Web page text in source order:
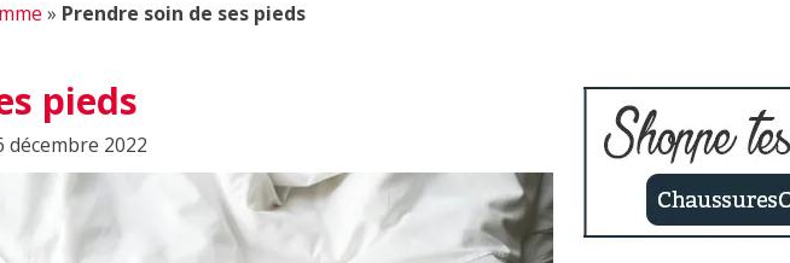
» Prendre soin de ses pieds
pieds
2022